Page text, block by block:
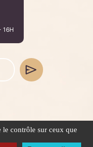
16H
confidentialité
le contrôle sur ceux que